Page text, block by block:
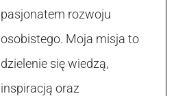
pasjonatem rozwoju
osobistego. Moja misja to
dzielenie się wiedzą,
inspiracją oraz